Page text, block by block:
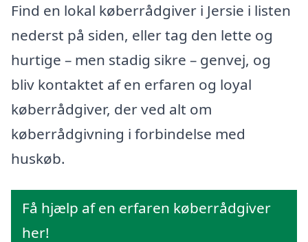
Find en lokal køberrådgiver i Jersie i listen
nederst på siden, eller tag den lette og
hurtige – men stadig sikre – genvej, og
bliv kontaktet af en erfaren og loyal
køberrådgiver, der ved alt om
køberrådgivning i forbindelse med
huskøb.
Få hjælp af en erfaren køberrådgiver
her!